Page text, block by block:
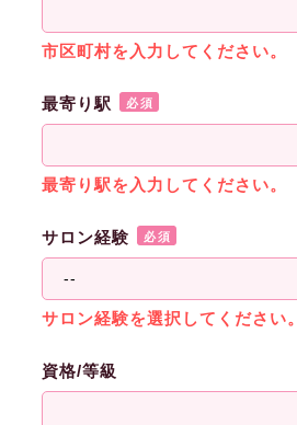
市区町村を入力してください。
最寄り駅 必須
最寄り駅を入力してください。
サロン経験 必須
サロン経験を選択してください。
資格/等級